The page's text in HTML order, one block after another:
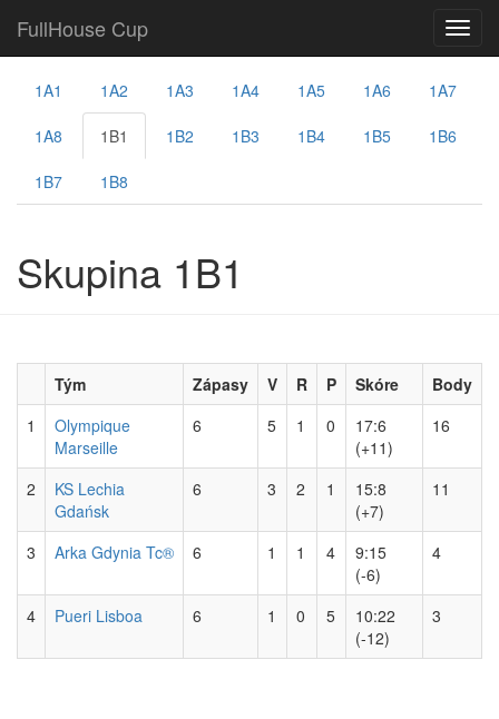
FullHouse Cup
1A1 1A2 1A3 1A4 1A5 1A6 1A7
1A8 1B1 1B2 1B3 1B4 1B5 1B6
1B7 1B8
Skupina 1B1
Tým Zápasy V R P Skóre
Body
1
Olympique
Marseille
6 5 1 0
17:6
(+11)
16
2
KS Lechia
Gdańsk
6 3 2 1
15:8
(+7)
11
3 Arka Gdynia Tc® 6 1 1 4
9:15
(-6)
4
4 Pueri Lisboa 6 1 0 5
10:22
(-12)
3